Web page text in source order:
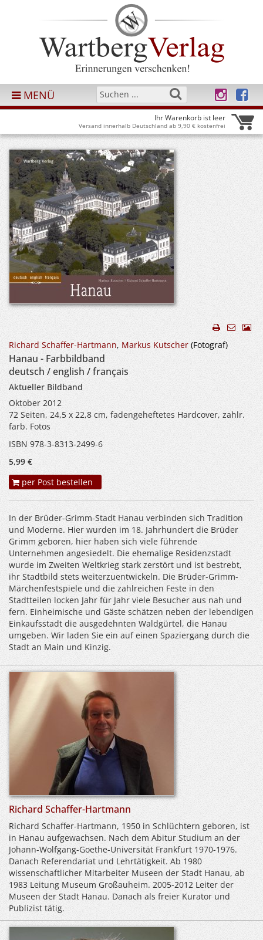
MENÜ
Ihr Warenkorb ist leer
Versand innerhalb Deutschland ab 9,90 € kostenfrei
Richard Schaffer-Hartmann, Markus Kutscher (Fotograf)
Hanau - Farbbildband
deutsch / english / français
Aktueller Bildband
Oktober 2012
72 Seiten, 24,5 x 22,8 cm, fadengeheftetes Hardcover, zahlr.
farb. Fotos
ISBN 978-3-8313-2499-6
5,99 €
per Post bestellen
In der Brüder-Grimm-Stadt Hanau verbinden sich Tradition
und Moderne. Hier wurden im 18. Jahrhundert die Brüder
Grimm geboren, hier haben sich viele führende
Unternehmen angesiedelt. Die ehemalige Residenzstadt
wurde im Zweiten Weltkrieg stark zerstört und ist bestrebt,
ihr Stadtbild stets weiterzuentwickeln. Die Brüder-Grimm-
Märchenfestspiele und die zahlreichen Feste in den
Stadtteilen locken Jahr für Jahr viele Besucher aus nah und
fern. Einheimische und Gäste schätzen neben der lebendigen
Einkaufsstadt die ausgedehnten Waldgürtel, die Hanau
umgeben. Wir laden Sie ein auf einen Spaziergang durch die
Stadt an Main und Kinzig.
Richard Schaffer-Hartmann
Richard Schaffer-Hartmann, 1950 in Schlüchtern geboren, ist
in Hanau aufgewachsen. Nach dem Abitur Studium an der
Johann-Wolfgang-Goethe-Universität Frankfurt 1970-1976.
Danach Referendariat und Lehrtätigkeit. Ab 1980
wissenschaftlicher Mitarbeiter Museen der Stadt Hanau, ab
1983 Leitung Museum Großauheim. 2005-2012 Leiter der
Museen der Stadt Hanau. Danach als freier Kurator und
Publizist tätig.